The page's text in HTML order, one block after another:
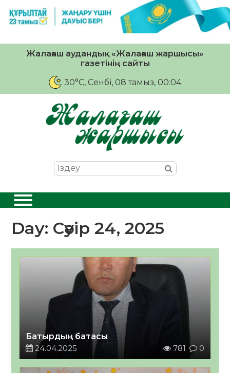
Жалағаш аудандық «Жалағаш жаршысы»
газетінің сайты
30°C, Сенбі, 08 тамыз, 00:04
Day: Сәуір 24, 2025
Батырдың батасы
24.04.2025
781 0